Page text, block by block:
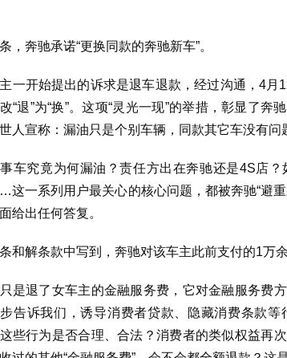
，奔驰承诺“更换同款的奔驰新车”。
一开始提出的诉求是退车退款，经过沟通，4
“退”为“换”。这项“灵光一现”的举措，彰显了
人宣称：漏油只是个别车辆，同款其它车没有问
车究竟为何漏油？责任方出在奔驰还是4S店
一系列用户最关心的核心问题，都被奔驰“避
给出任何答复。
和解条款中写到，奔驰对该车主此前支付的1万余
是退了女车主的金融服务费，它对金融服务费
告诉我们，诱导消费者贷款、隐藏消费条款
些行为是否合理、合法？消费者的类似权益再